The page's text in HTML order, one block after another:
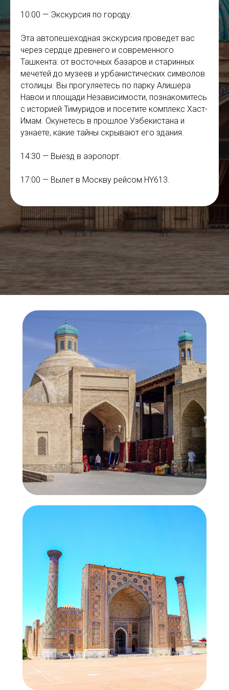
10:00 — Экскурсия по городу.
Эта автопешеходная экскурсия проведет вас
через сердце древнего и современного
Ташкента: от восточных базаров и старинных
мечетей до музеев и урбанистических символов
столицы. Вы прогуляетесь по парку Алишера
Навои и площади Независимости, познакомитесь
с историей Тимуридов и посетите комплекс Хаст-
Имам. Окунетесь в прошлое Узбекистана и
узнаете, какие тайны скрывают его здания.
14:30 — Выезд в аэропорт.
17:00 — Вылет в Москву рейсом HY613.